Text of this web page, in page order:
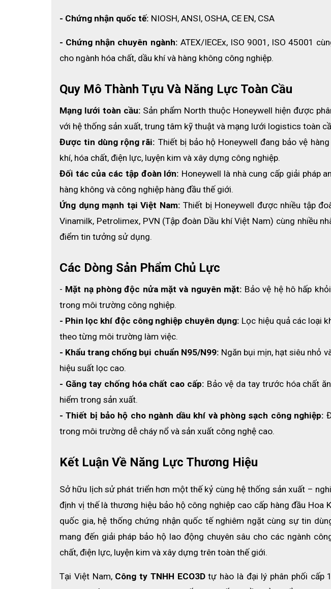
- Chứng nhận quốc tế: NIOSH, ANSI, OSHA, CE EN, CSA
- Chứng nhận chuyên ngành: ATEX/IECEx, ISO 9001, ISO 45001
cho ngành hóa chất, dầu khí và hàng không công nghiệp.
Quy Mô Thành Tựu Và Năng Lực Toàn Cầu
Mạng lưới toàn cầu: Sản phẩm North thuộc Honeywell hiện được
với hệ thống sản xuất, trung tâm kỹ thuật và mạng lưới logistics toàn
Được tin dùng rộng rãi: Thiết bị bảo hộ Honeywell đang bảo vệ
khí, hóa chất, điện lực, luyện kim và xây dựng công nghiệp.
Đối tác của các tập đoàn lớn: Honeywell là nhà cung cấp giải pháp
hàng không và công nghiệp hàng đầu thế giới.
Ứng dụng mạnh tại Việt Nam: Thiết bị Honeywell được nhiều tập
Vinamilk, Petrolimex, PVN (Tập đoàn Dầu khí Việt Nam) cùng nhiều
điểm tin tưởng sử dụng.
Các Dòng Sản Phẩm Chủ Lực
- Mặt nạ phòng độc nửa mặt và nguyên mặt: Bảo vệ hệ hô hấp
trong môi trường công nghiệp.
- Phin lọc khí độc công nghiệp chuyên dụng: Lọc hiệu quả các loại
theo từng môi trường làm việc.
- Khẩu trang chống bụi chuẩn N95/N99: Ngăn bụi mịn, hạt siêu nhỏ
hiệu suất lọc cao.
- Găng tay chống hóa chất cao cấp: Bảo vệ da tay trước hóa chất
hiểm trong sản xuất.
- Thiết bị bảo hộ cho ngành dầu khí và phòng sạch công nghiệp:
trong môi trường dễ cháy nổ và sản xuất công nghệ cao.
Kết Luận Về Năng Lực Thương Hiệu
Sở hữu lịch sử phát triển hơn một thế kỷ cùng hệ thống sản xuất –
định vị thế là thương hiệu bảo hộ công nghiệp cao cấp hàng đầu Hoa
quốc gia, hệ thống chứng nhận quốc tế nghiêm ngặt cùng sự tin
mang đến giải pháp bảo hộ lao động chuyên sâu cho các ngành
chất, điện lực, luyện kim và xây dựng trên toàn thế giới.
Tại Việt Nam, Công ty TNHH ECO3D tự hào là đại lý phân phối cấp